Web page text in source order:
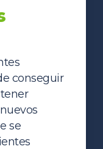
conseguir
se